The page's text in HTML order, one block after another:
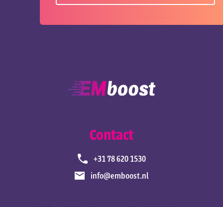
Contact
+31 78 620 1530
info@emboost.nl